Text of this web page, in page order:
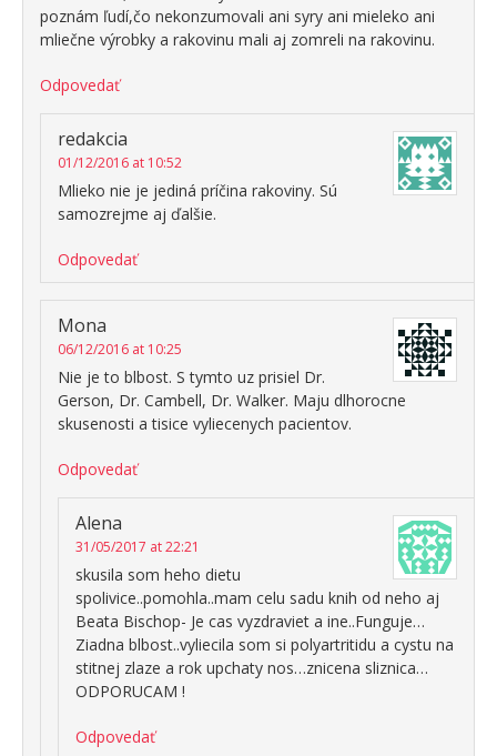
poznám ľudí,čo nekonzumovali ani syry ani mieleko ani
mliečne výrobky a rakovinu mali aj zomreli na rakovinu.
Odpovedať
redakcia
01/12/2016 at 10:52
Mlieko nie je jediná príčina rakoviny. Sú
samozrejme aj ďalšie.
Odpovedať
Mona
06/12/2016 at 10:25
Nie je to blbost. S tymto uz prisiel Dr.
Gerson, Dr. Cambell, Dr. Walker. Maju dlhorocne
skusenosti a tisice vyliecenych pacientov.
Odpovedať
Alena
31/05/2017 at 22:21
skusila som heho dietu
spolivice..pomohla..mam celu sadu knih od neho aj
Beata Bischop- Je cas vyzdraviet a ine..Funguje…
Ziadna blbost..vyliecila som si polyartritidu a cystu na
stitnej zlaze a rok upchaty nos…znicena sliznica…
ODPORUCAM !
Odpovedať